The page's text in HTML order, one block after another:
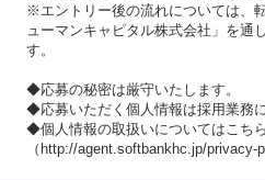
※エントリー後の流れについては、
ューマンキャピタル株式会社」を通
す。
◆応募の秘密は厳守いたします。
◆応募いただく個人情報は採用業務
◆個人情報の取扱いについてはこちら
（http://agent.softbankhc.jp/privacy-